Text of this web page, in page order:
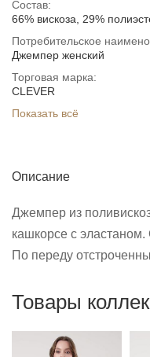
Состав:
66% вискоза, 29%
Потребительское
Джемпер женский
Торговая марка:
CLEVER
Показать всё
Описание
Джемпер из
кашкорсе с эластаном.
По переду
Товары